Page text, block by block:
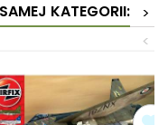
KATEGORII:
>
<